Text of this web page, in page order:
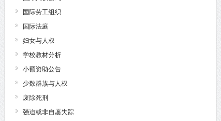
国际劳工组织
国际法庭
妇女与人权
学校教材分析
小额资助公告
少数群族与人权
废除死刑
强迫或非自愿失踪